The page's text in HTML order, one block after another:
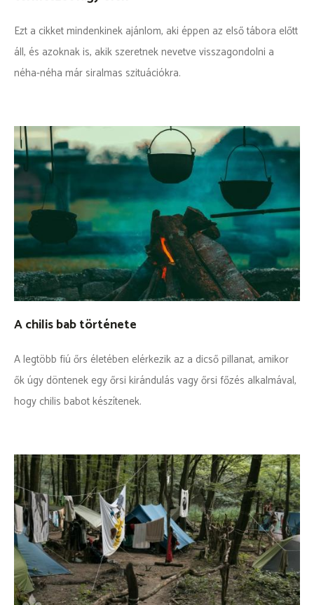
Ezt a cikket mindenkinek ajánlom, aki éppen az első tábora előtt
áll, és azoknak is, akik szeretnek nevetve visszagondolni a
néha-néha már siralmas szituációkra.
A chilis bab története
A legtöbb fiú őrs életében elérkezik az a dicső pillanat, amikor
ők úgy döntenek egy őrsi kirándulás vagy őrsi főzés alkalmával,
hogy chilis babot készítenek.